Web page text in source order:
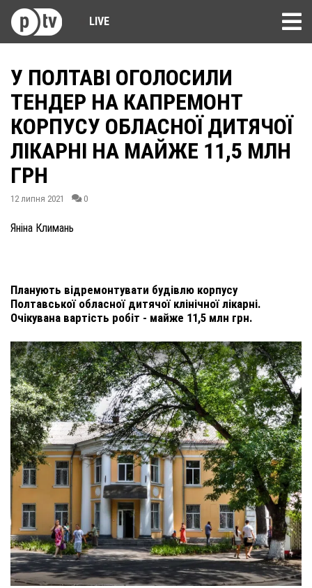
LIVE
У ПОЛТАВІ ОГОЛОСИЛИ
ТЕНДЕР НА КАПРЕМОНТ
КОРПУСУ ОБЛАСНОЇ ДИТЯЧОЇ
ЛІКАРНІ НА МАЙЖЕ 11,5 МЛН
ГРН
12 липня 2021 0
Яніна Климань
Планують відремонтувати будівлю корпусу
Полтавської обласної дитячої клінічної лікарні.
Очікувана вартість робіт - майже 11,5 млн грн.